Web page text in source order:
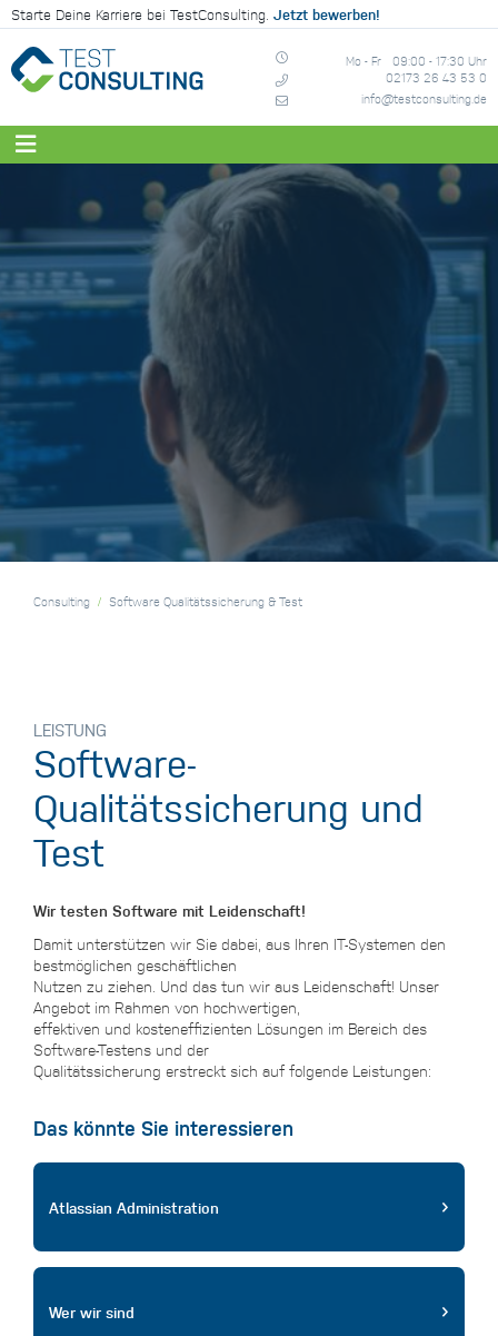
Starte Deine Karriere bei TestConsulting. Jetzt bewerben!
Mo - Fr
09:00 - 17:30 Uhr
02173 26 43 53 0
info@testconsulting.de
Consulting Software Qualitätssicherung & Test
LEISTUNG
Software-
Qualitätssicherung und
Test
Wir testen Software mit Leidenschaft!
Damit unterstützen wir Sie dabei, aus Ihren IT-Systemen den
bestmöglichen geschäftlichen
Nutzen zu ziehen. Und das tun wir aus Leidenschaft! Unser
Angebot im Rahmen von hochwertigen,
effektiven und kosteneffizienten Lösungen im Bereich des
Software-Testens und der
Qualitätssicherung erstreckt sich auf folgende Leistungen:
Das könnte Sie interessieren
Atlassian Administration
Wer wir sind